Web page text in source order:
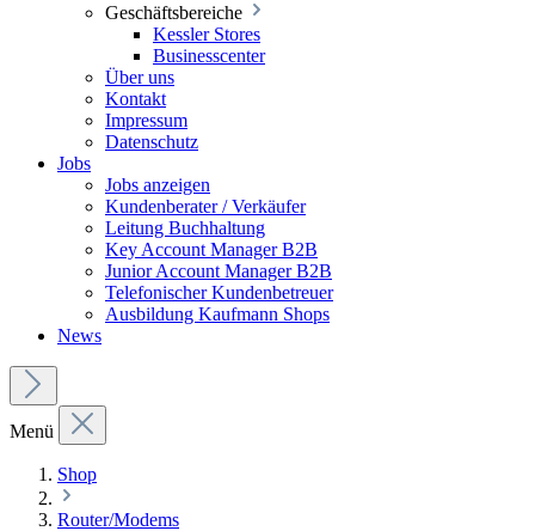
Geschäftsbereiche
Kessler Stores
Businesscenter
Über uns
Kontakt
Impressum
Datenschutz
Jobs
Jobs anzeigen
Kundenberater / Verkäufer
Leitung Buchhaltung
Key Account Manager B2B
Junior Account Manager B2B
Telefonischer Kundenbetreuer
Ausbildung Kaufmann Shops
News
Menü
Shop
Router/Modems